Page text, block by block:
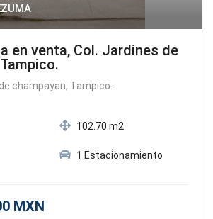
en venta, Col. Jardines de
champayan, Tampico.
102.70 m2
1 Estacionamiento
MXN